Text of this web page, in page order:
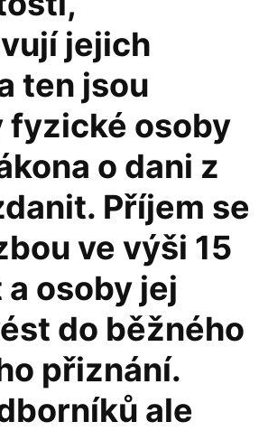
jejich
ten jsou
fyzické osoby
o dani z
Příjem se
ve výši 15
osoby jej
do běžného
přiznání.
ale